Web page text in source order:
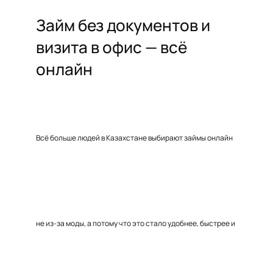
Займ без документов и
визита в офис — всё
онлайн
Всё больше людей в Казахстане выбирают займы онлайн
не из-за моды, а потому что это стало удобнее, быстрее и